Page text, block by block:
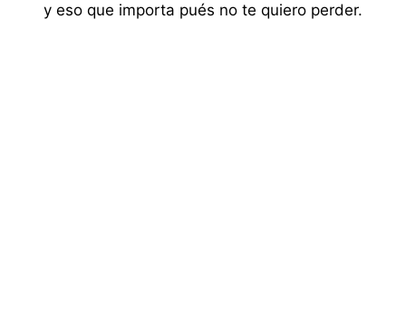
y eso que importa pués no te quiero perder.